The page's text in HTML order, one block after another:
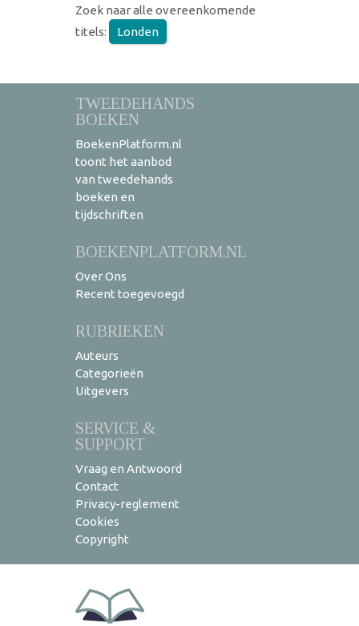
Zoek naar alle overeenkomende
titels:
Londen
TWEEDEHANDS
BOEKEN
BoekenPlatform.nl
toont het aanbod
van tweedehands
boeken en
tijdschriften
BOEKENPLATFORM.NL
Over Ons
Recent toegevoegd
RUBRIEKEN
Auteurs
Categorieën
Uitgevers
SERVICE &
SUPPORT
Vraag en Antwoord
Contact
Privacy-reglement
Cookies
Copyright